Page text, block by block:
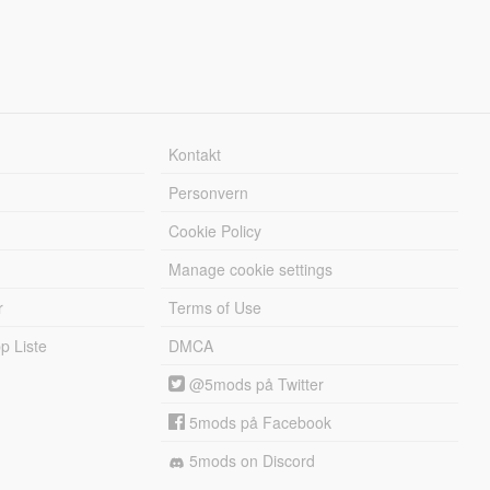
Liste
Kontakt
Personvern
Cookie Policy
Manage cookie settings
Terms of Use
DMCA
@5mods på Twitter
5mods på Facebook
5mods on Discord